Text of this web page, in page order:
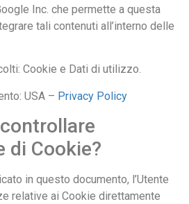
Inc. che permette a questa
tali contenuti all’interno delle
Cookie e Dati di utilizzo.
USA – Privacy Policy
di Cookie?
in questo documento, l’Utente
relative ai Cookie direttamente